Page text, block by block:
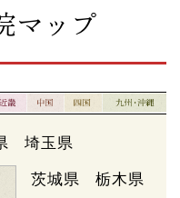
マップ
埼玉県
茨城県 栃木県